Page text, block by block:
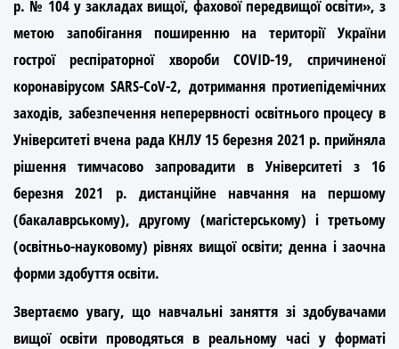
р. № 104 у закладах вищої, фахової передвищої освіти», з
метою запобігання поширенню на території України
гострої респіраторної хвороби COVID-19, спричиненої
коронавірусом SARS-CoV-2, дотримання протиепiдемiчних
заходiв, забезпечення неперервностi освiтнього процесу в
Унiверситетi вчена рада КНЛУ 15 березня 2021 р. прийняла
рішення тимчасово запровадити в Унiверситетi з 16
березня 2021 р. дистанційне навчання на першому
(бакалаврському), другому (магiстерському) i третьому
(освітньо-науковому) рівнях вищої освіти; денна i заочна
форми здобуття освіти.
Звертаємо увагу, що навчальні заняття зi здобувачами
вищої освіти проводяться в реальному часі у форматі